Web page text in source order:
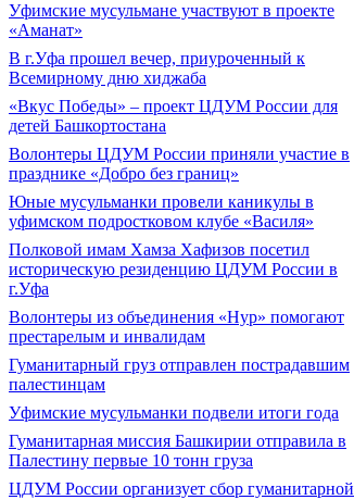
Уфимские мусульмане участвуют в проекте
«Аманат»
В г.Уфа прошел вечер, приуроченный к
Всемирному дню хиджаба
«Вкус Победы» – проект ЦДУМ России для
детей Башкортостана
Волонтеры ЦДУМ России приняли участие в
празднике «Добро без границ»
Юные мусульманки провели каникулы в
уфимском подростковом клубе «Василя»
Полковой имам Хамза Хафизов посетил
историческую резиденцию ЦДУМ России в
г.Уфа
Волонтеры из объединения «Нур» помогают
престарелым и инвалидам
Гуманитарный груз отправлен пострадавшим
палестинцам
Уфимские мусульманки подвели итоги года
Гуманитарная миссия Башкирии отправила в
Палестину первые 10 тонн груза
ЦДУМ России организует сбор гуманитарной